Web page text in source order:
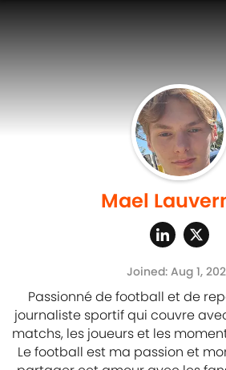
Mael
Joined: Aug 1,
Passionné de football et de
journaliste sportif qui couvre
matchs, les joueurs et les
Le football est ma passion et